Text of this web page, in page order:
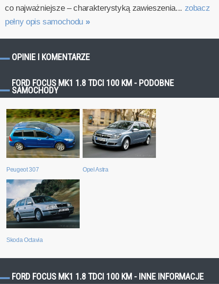
co najważniejsze – charakterystyką zawieszenia... zobacz
pełny opis samochodu »
OPINIE I KOMENTARZE
FORD FOCUS MK1 1.8 TDCI 100 KM - PODOBNE
SAMOCHODY
Peugeot 307 Opel Astra
Skoda Octavia
FORD FOCUS MK1 1.8 TDCI 100 KM - INNE INFORMACJE